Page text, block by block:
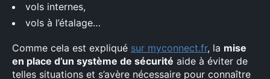
vols internes,
vols à l’étalage…
Comme cela est expliqué sur myconnect.fr, la mise
en place d’un système de sécurité aide à éviter de
telles situations et s’avère nécessaire pour connaître